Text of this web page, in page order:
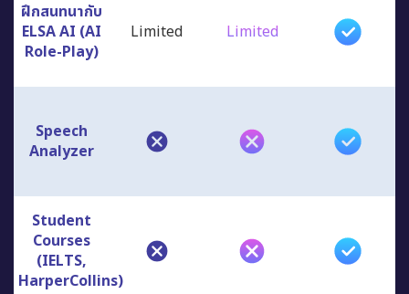
ฝึกสนทนากับ
ELSA AI (AI
Role-Play)
Limited Limited
Speech
Analyzer
Student
Courses
(IELTS,
HarperCollins)